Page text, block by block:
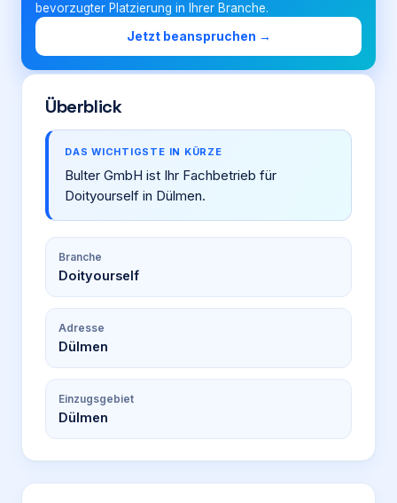
bevorzugter Platzierung in Ihrer Branche.
Jetzt beanspruchen →
Überblick
DAS WICHTIGSTE IN KÜRZE
Bulter GmbH ist Ihr Fachbetrieb für
Doityourself in Dülmen.
Branche
Doityourself
Adresse
Dülmen
Einzugsgebiet
Dülmen